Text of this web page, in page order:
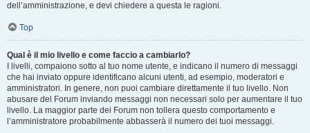
dell’amministrazione, e devi chiedere a questa le ragioni.
Top
Qual è il mio livello e come faccio a cambiarlo?
I livelli, compaiono sotto al tuo nome utente, e indicano il numero di messaggi
che hai inviato oppure identificano alcuni utenti, ad esempio, moderatori e
amministratori. In genere, non puoi cambiare direttamente il tuo livello. Non
abusare del Forum inviando messaggi non necessari solo per aumentare il tuo
livello. La maggior parte dei Forum non tollera questo comportamento e
l’amministratore probabilmente abbasserà il numero dei tuoi messaggi.